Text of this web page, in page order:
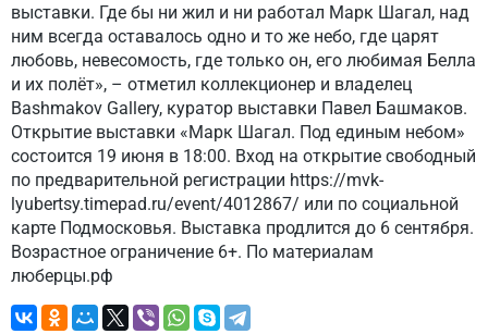
выставки. Где бы ни жил и ни работал Марк Шагал, над
ним всегда оставалось одно и то же небо, где царят
любовь, невесомость, где только он, его любимая Белла
и их полёт», – отметил коллекционер и владелец
Bashmakov Gallery, куратор выставки Павел Башмаков.
Открытие выставки «Марк Шагал. Под единым небом»
состоится 19 июня в 18:00. Вход на открытие свободный
по предварительной регистрации https://mvk-
lyubertsy.timepad.ru/event/4012867/ или по социальной
карте Подмосковья. Выставка продлится до 6 сентября.
Возрастное ограничение 6+. По материалам
люберцы.рф